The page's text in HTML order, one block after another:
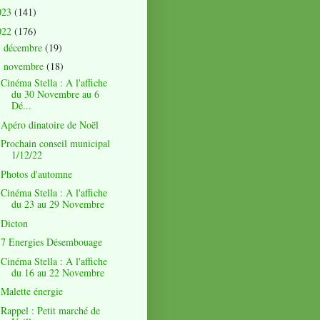
(141)
(176)
décembre (19)
novembre (18)
Cinéma Stella : A l'affiche
du 30 Novembre au 6
Dé...
Apéro dinatoire de Noël
Prochain conseil municipal
1/12/22
Photos d'automne
Cinéma Stella : A l'affiche
du 23 au 29 Novembre
Dicton
7 Energies Désembouage
Cinéma Stella : A l'affiche
du 16 au 22 Novembre
Malette énergie
Rappel : Petit marché de